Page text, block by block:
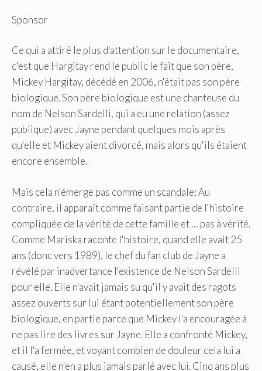
Sponsor
Ce qui a attiré le plus d'attention sur le documentaire,
c'est que Hargitay rend le public le fait que son père,
Mickey Hargitay, décédé en 2006, n'était pas son père
biologique. Son père biologique est une chanteuse du
nom de Nelson Sardelli, qui a eu une relation (assez
publique) avec Jayne pendant quelques mois après
qu'elle et Mickey aient divorcé, mais alors qu'ils étaient
encore ensemble.
Mais cela n'émerge pas comme un scandale; Au
contraire, il apparaît comme faisant partie de l'histoire
compliquée de la vérité de cette famille et … pas à vérité.
Comme Mariska raconte l'histoire, quand elle avait 25
ans (donc vers 1989), le chef du fan club de Jayne a
révélé par inadvertance l'existence de Nelson Sardelli
pour elle. Elle n'avait jamais su qu'il y avait des ragots
assez ouverts sur lui étant potentiellement son père
biologique, en partie parce que Mickey l'a encouragée à
ne pas lire des livres sur Jayne. Elle a confronté Mickey,
et il l'a fermée, et voyant combien de douleur cela lui a
causé, elle n'en a plus jamais parlé avec lui. Cinq ans plus